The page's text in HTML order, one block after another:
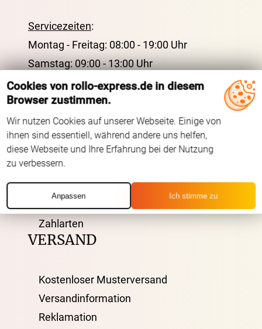
Cookies von rollo-express.de in diesem
Browser zustimmen.
Wir nutzen Cookies auf unserer Webseite. Einige von
ihnen sind essentiell, während andere uns helfen,
diese Webseite und Ihre Erfahrung bei der Nutzung
zu verbessern.
Anpassen Ich stimme zu
Servicezeiten:
Montag - Freitag: 08:00 - 19:00 Uhr
Samstag: 09:00 - 13:00 Uhr
ÜBER UNS
AGB
Impressum
Datenschutz
FAQ
Kontakt
Zahlarten
VERSAND
Kostenloser Musterversand
Versandinformation
Reklamation